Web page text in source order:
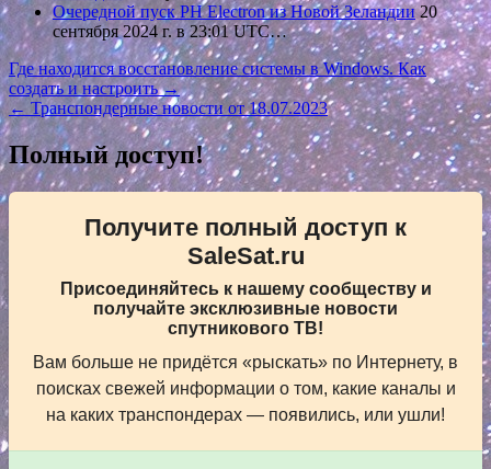
Очередной пуск РН Electron из Новой Зеландии20
сентября 2024 г. в 23:01 UTC…
Навигация
по
записям
Где находится восстановление системы в Windows. Как
создать и настроить →
← Транспондерные новости от 18.07.2023
Полный доступ!
Получите полный доступ к
SaleSat.ru
Присоединяйтесь к нашему сообществу и
получайте эксклюзивные новости
спутникового ТВ!
Вам больше не придётся «рыскать» по Интернету, в
поисках свежей информации о том, какие каналы и
на каких транспондерах — появились, или ушли!